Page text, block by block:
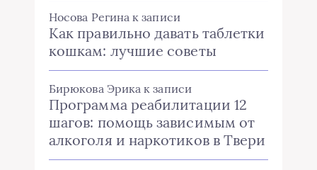
Носова Регина к записи
Как правильно давать таблетки
кошкам: лучшие советы
Бирюкова Эрика к записи
Программа реабилитации 12
шагов: помощь зависимым от
алкоголя и наркотиков в Твери